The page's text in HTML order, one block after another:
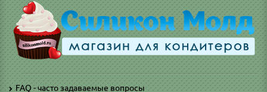
FAQ - часто задаваемые вопросы